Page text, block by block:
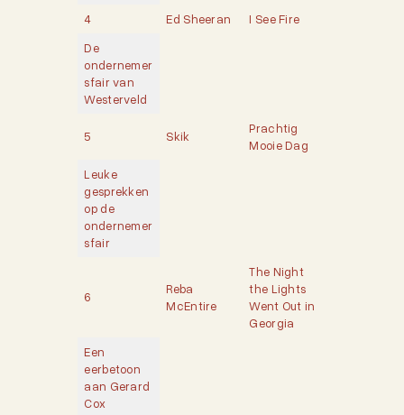
4
Ed Sheeran
I See Fire
De
ondernemer
sfair van
Westerveld
5 Skik
Prachtig
Mooie Dag
Leuke
gesprekken
op de
ondernemer
sfair
6
Reba
McEntire
The Night
the Lights
Went Out in
Georgia
Een
eerbetoon
aan Gerard
Cox